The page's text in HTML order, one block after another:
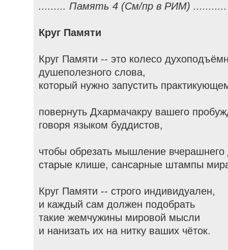
......... Память 4 (См/пр в РИМ) ...........
Круг Памяти
Круг Памяти -- это колесо
душеполезного слова,
который нужно запустить
повернуть Дхармачакру вашего
говоря языком буддистов,
чтобы обрезать мышление вчерашнего
старые клише, сансарные штампы
Круг Памяти -- строго индивидуален,
и каждый сам должен подобрать
такие жемчужины мировой мысли
и нанизать их на нитку ваших чёток.